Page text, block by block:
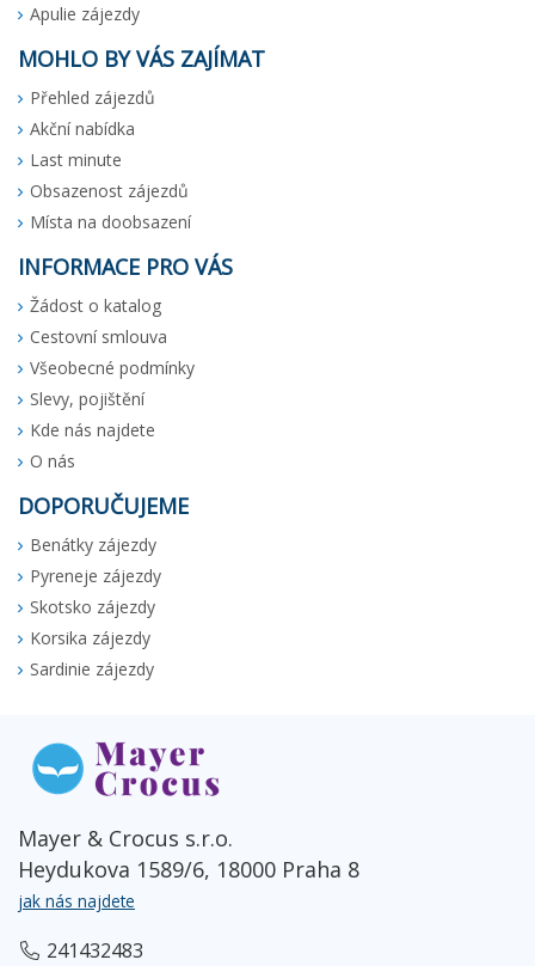
Apulie zájezdy
MOHLO BY VÁS ZAJÍMAT
Přehled zájezdů
Akční nabídka
Last minute
Obsazenost zájezdů
Místa na doobsazení
INFORMACE PRO VÁS
Žádost o katalog
Cestovní smlouva
Všeobecné podmínky
Slevy, pojištění
Kde nás najdete
O nás
DOPORUČUJEME
Benátky zájezdy
Pyreneje zájezdy
Skotsko zájezdy
Korsika zájezdy
Sardinie zájezdy
Mayer & Crocus s.r.o.
Heydukova 1589/6, 18000 Praha 8
jak nás najdete
241432483